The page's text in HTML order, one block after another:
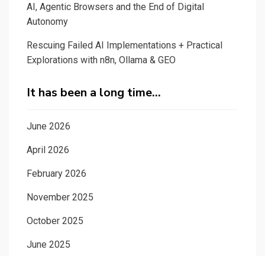
AI, Agentic Browsers and the End of Digital
Autonomy
Rescuing Failed AI Implementations + Practical
Explorations with n8n, Ollama & GEO
It has been a long time…
June 2026
April 2026
February 2026
November 2025
October 2025
June 2025